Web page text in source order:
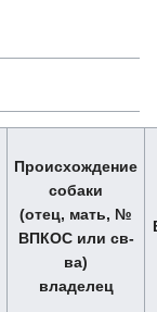
Происхождение
собаки
(отец, мать, №
ВПКОС или св-
ва)
владелец